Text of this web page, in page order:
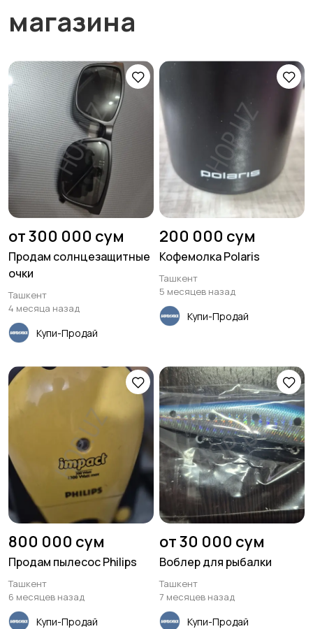
магазина
от 300 000 сум
Продам солнцезащитные
очки
Ташкент
4 месяца назад
Купи-Продай
200 000 сум
Кофемолка Polaris
Ташкент
5 месяцев назад
Купи-Продай
800 000 сум
Продам пылесос Philips
Ташкент
6 месяцев назад
Купи-Продай
от 30 000 сум
Воблер для рыбалки
Ташкент
7 месяцев назад
Купи-Продай